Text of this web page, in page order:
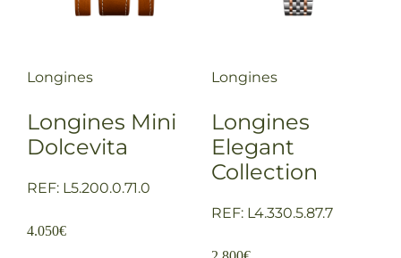
Longines
Longines Mini
Dolcevita
REF: L5.200.0.71.0
4.050€
Longines
Longines
Elegant
Collection
REF: L4.330.5.87.7